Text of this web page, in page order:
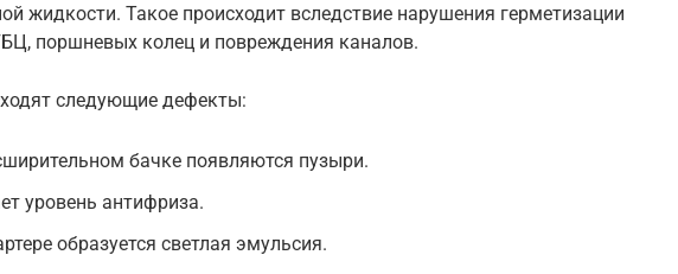
жидкости. Такое происходит вследствие нарушения герметизации
поршневых колец и повреждения каналов.
следующие дефекты:
бачке появляются пузыри.
уровень антифриза.
образуется светлая эмульсия.